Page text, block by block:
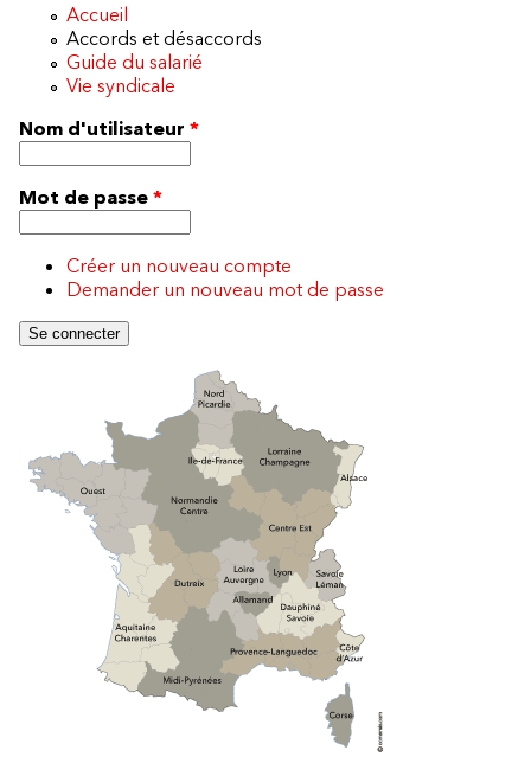
Accueil
Accords et désaccords
Guide du salarié
Vie syndicale
Nom d'utilisateur *
Mot de passe *
Créer un nouveau compte
Demander un nouveau mot de passe